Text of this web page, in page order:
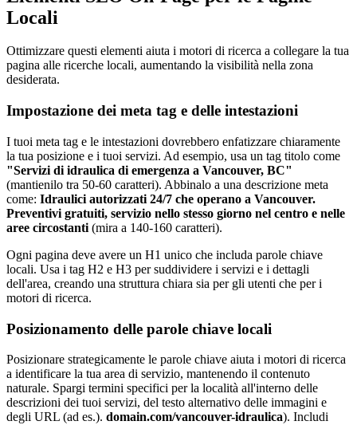
Locali
Ottimizzare questi elementi aiuta i motori di ricerca a collegare la tua
pagina alle ricerche locali, aumentando la visibilità nella zona
desiderata.
Impostazione dei meta tag e delle intestazioni
I tuoi meta tag e le intestazioni dovrebbero enfatizzare chiaramente
la tua posizione e i tuoi servizi. Ad esempio, usa un tag titolo come
"Servizi di idraulica di emergenza a Vancouver, BC"
(mantienilo tra 50-60 caratteri). Abbinalo a una descrizione meta
come: Idraulici autorizzati 24/7 che operano a Vancouver.
Preventivi gratuiti, servizio nello stesso giorno nel centro e nelle
aree circostanti (mira a 140-160 caratteri).
Ogni pagina deve avere un H1 unico che includa parole chiave
locali. Usa i tag H2 e H3 per suddividere i servizi e i dettagli
dell'area, creando una struttura chiara sia per gli utenti che per i
motori di ricerca.
Posizionamento delle parole chiave locali
Posizionare strategicamente le parole chiave aiuta i motori di ricerca
a identificare la tua area di servizio, mantenendo il contenuto
naturale. Spargi termini specifici per la località all'interno delle
descrizioni dei tuoi servizi, del testo alternativo delle immagini e
degli URL (ad es.). domain.com/vancouver-idraulica). Includi